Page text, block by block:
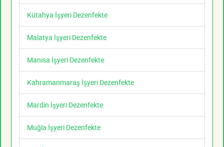
Kütahya İşyeri Dezenfekte
Malatya İşyeri Dezenfekte
Manisa İşyeri Dezenfekte
Kahramanmaraş İşyeri Dezenfekte
Mardin İşyeri Dezenfekte
Muğla İşyeri Dezenfekte